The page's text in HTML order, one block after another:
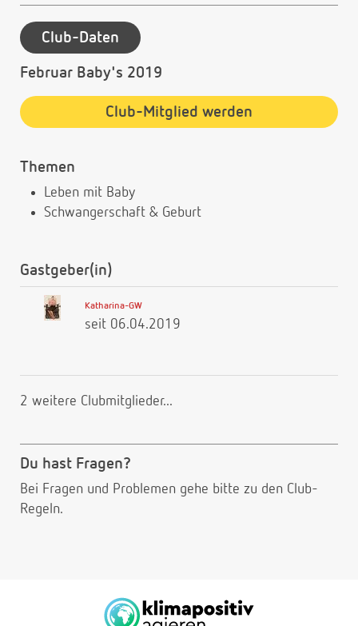
Club-Daten
Februar Baby's 2019
Club-Mitglied werden
Themen
Leben mit Baby
Schwangerschaft & Geburt
Gastgeber(in)
Katharina-GW
seit 06.04.2019
2 weitere Clubmitglieder...
Du hast Fragen?
Bei Fragen und Problemen gehe bitte zu den Club-
Regeln.